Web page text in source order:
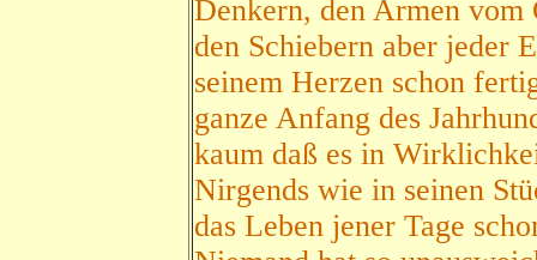
Denkern, den Armen vom
den Schiebern aber jeder
seinem Herzen schon
ganze Anfang des
kaum daß es in
Nirgends wie in seinen
das Leben jener Tage